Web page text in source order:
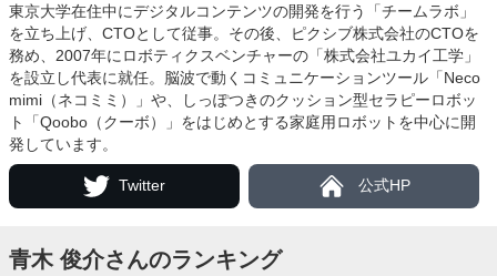
東京大学在住中にデジタルコンテンツの開発を行う「チームラボ」
を立ち上げ、CTOとして従事。その後、ピクシブ株式会社のCTOを
務め、2007年にロボティクスベンチャーの「株式会社ユカイ工学」
を設立し代表に就任。脳波で動くコミュニケーションツール「Neco
mimi（ネコミミ）」や、しっぽつきのクッション型セラピーロボッ
ト「Qoobo（クーボ）」をはじめとする家庭用ロボットを中心に開
発しています。
Twitter 公式HP
青木 俊介さんのランキング